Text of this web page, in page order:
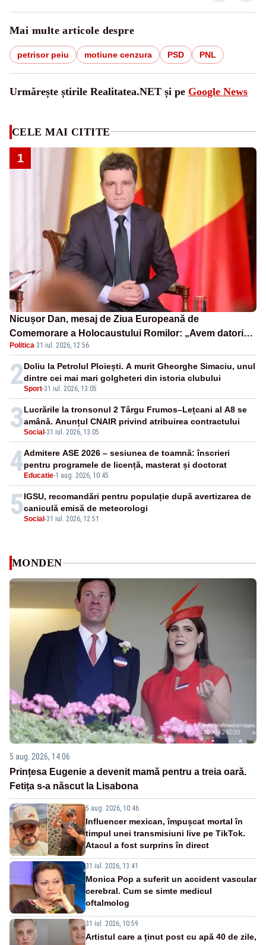
Mai multe articole despre
petrisor peiu motiune cenzura PSD PNL
Urmărește știrile Realitatea.NET și pe Google News
CELE MAI CITITE
1
Nicușor Dan, mesaj de Ziua Europeană de
Comemorare a Holocaustului Romilor: „Avem datoria
să păstrăm vie memoria victimelor”
Politica·31 iul. 2026, 12:56
2Sport-31 iul. 2026, 13:05
Doliu la Petrolul Ploiești. A murit Gheorghe Simaciu, unul
dintre cei mai mari golgheteri din istoria clubului
3Social -31 iul. 2026, 13:05
Lucrările la tronsonul 2 Târgu Frumos–Lețcani al A8 se
amână. Anunțul CNAIR privind atribuirea contractului
4 Educatie-1 aug. 2026, 10:45
Admitere ASE 2026 – sesiunea de toamnă: înscrieri
pentru programele de licență, masterat și doctorat
5Social -31 iul. 2026, 12:51
IGSU, recomandări pentru populație după avertizarea de
caniculă emisă de meteorologi
MONDEN
5 aug. 2026, 14:06
Prințesa Eugenie a devenit mamă pentru a treia oară.
Fetița s-a născut la Lisabona
5 aug. 2026, 10:46
Influencer mexican, împușcat mortal în
timpul unei transmisiuni live pe TikTok.
Atacul a fost surprins în direct
31 iul. 2026, 13:41
Monica Pop a suferit un accident vascular
cerebral. Cum se simte medicul
oftalmolog
31 iul. 2026, 10:59
Artistul care a ținut post cu apă 40 de zile,